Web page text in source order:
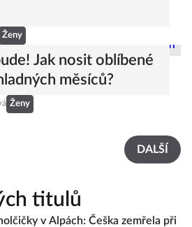
Ženy
Jak nosit oblíbené
měsíců?
Ženy
DALŠÍ
titulů
v Alpách: Češka zemřela při